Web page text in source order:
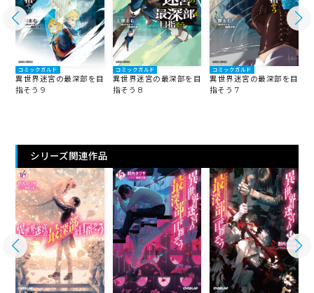
コミックガルド
異世界迷宮の最深部を目
指そう 9
コミックガルド
異世界迷宮の最深部を目
指そう 8
コミックガルド
異世界迷宮の最深部を目
指そう 7
シリーズ関連作品